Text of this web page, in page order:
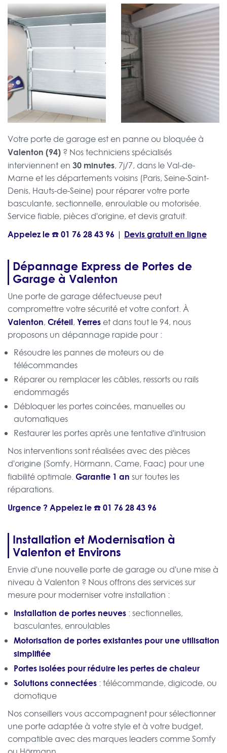
Votre porte de garage est en panne ou bloquée à
Valenton (94) ? Nos techniciens spécialisés
interviennent en 30 minutes, 7j/7, dans le Val-de-
Marne et les départements voisins (Paris, Seine-Saint-
Denis, Hauts-de-Seine) pour réparer votre porte
basculante, sectionnelle, enroulable ou motorisée.
Service fiable, pièces d'origine, et devis gratuit.
Appelez le ☎️01 76 28 43 96 | Devis gratuit en ligne
Dépannage Express de Portes de
Garage à Valenton
Une porte de garage défectueuse peut
compromettre votre sécurité et votre confort. À
Valenton, Créteil, Yerres et dans tout le 94, nous
proposons un dépannage rapide pour :
Résoudre les pannes de moteurs ou de
télécommandes
Réparer ou remplacer les câbles, ressorts ou rails
endommagés
Débloquer les portes coincées, manuelles ou
automatiques
Restaurer les portes après une tentative d'intrusion
Nos interventions sont réalisées avec des pièces
d'origine (Somfy, Hörmann, Came, Faac) pour une
fiabilité optimale.Garantie 1 an sur toutes les
réparations.
Urgence ? Appelez le ☎️01 76 28 43 96
Installation et Modernisation à
Valenton et Environs
Envie d'une nouvelle porte de garage ou d'une mise à
niveau à Valenton ? Nous offrons des services sur
mesure pour moderniser votre installation :
Installation de portes neuves : sectionnelles,
basculantes, enroulables
Motorisation de portes existantes pour une utilisation
simplifiée
Portes isolées pour réduire les pertes de chaleur
Solutions connectées : télécommande, digicode, ou
domotique
Nos conseillers vous accompagnent pour sélectionner
une porte adaptée à votre style et à votre budget,
compatible avec des marques leaders comme Somfy